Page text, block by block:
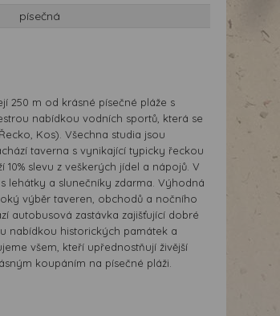
písečná
250 m od krásné písečné pláže s
nabídkou vodních sportů, která se
Kos). Všechna studia jsou
taverna s vynikající typicky řeckou
slevu z veškerých jídel a nápojů. V
lehátky a slunečníky zdarma. Výhodná
výběr taveren, obchodů a nočního
autobusová zastávka zajišťující dobré
nabídkou historických památek a
všem, kteří upřednostňují živější
koupáním na písečné pláži.